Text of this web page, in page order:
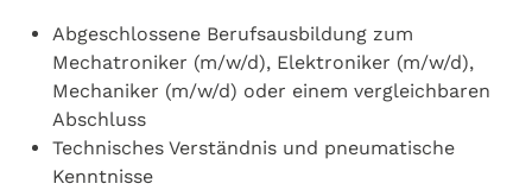
Abgeschlossene Berufsausbildung zum
Mechatroniker (m/w/d), Elektroniker (m/w/d),
Mechaniker (m/w/d) oder einem vergleichbaren
Abschluss
Technisches Verständnis und pneumatische
Kenntnisse